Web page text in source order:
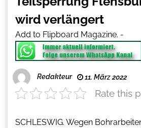
wird verlängert
Add to Flipboard Magazine. -
Redakteur 11. März 2022
Rate this
SCHLESWIG. Wegen